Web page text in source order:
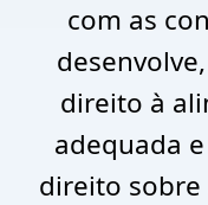
com as
direito à
adequada
direito